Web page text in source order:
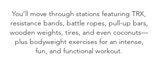
You’ll move through stations featuring TRX,
resistance bands, battle ropes, pull-up bars,
wooden weights, tires, and even coconuts—
plus bodyweight exercises for an intense,
fun, and functional workout.